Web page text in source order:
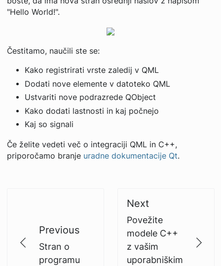
"Hello World!".
Čestitamo, naučili ste se:
Kako registrirati vrste zaledij v QML
Dodati nove elemente v datoteko QML
Ustvariti nove podrazrede QObject
Kako dodati lastnosti in kaj počnejo
Kaj so signali
Če želite vedeti več o integraciji QML in C++,
priporočamo branje uradne dokumentacije Qt.
Previous
Stran o
programu
Next
Povežite
modele C++
z vašim
uporabniškim